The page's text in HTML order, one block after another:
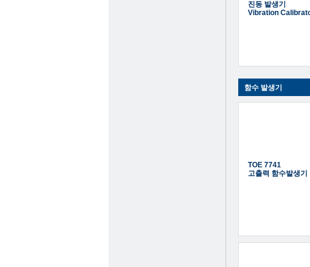
진동 발생기
Vibration
함수 발생기
TOE 7741
고출력 함수발생기